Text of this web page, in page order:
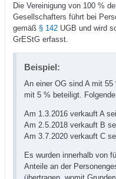
Die Vereinigung von 100 %
Gesellschafters führt bei
gemäß § 142UGB und wird
GrEStG erfasst.
Beispiel:
An einer OG sind A mit
mit 5 % beteiligt.
Am 1.3.2016 verkauft A
Am 2.5.2018 verkauft B
Am 3.7.2020 verkauft C
Es wurden innerhalb von
Anteile an der